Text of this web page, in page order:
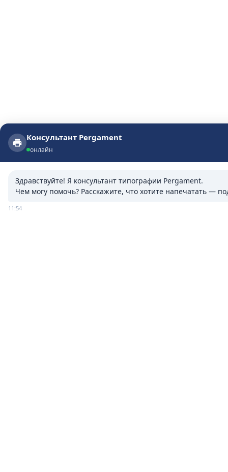
Консультант Pergament
онлайн
Здравствуйте! Я консультант типографии Pergament.
Чем могу помочь? Расскажите, что хотите напечатать —
11:54
Консультант Pergament